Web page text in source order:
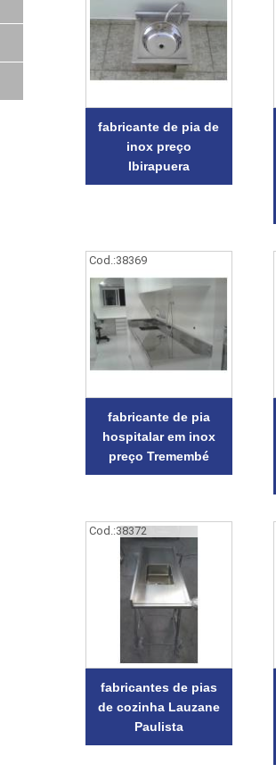
fabricante de pia de
inox preço
Ibirapuera
Cod.:38369
fabricante de pia
hospitalar em inox
preço Tremembé
Cod.:38372
fabricantes de pias
de cozinha Lauzane
Paulista